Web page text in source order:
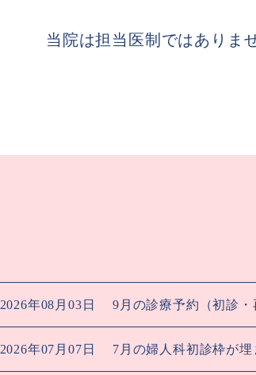
当院は担当医制ではありま
2026年08月03日 9月の診療予約（初診・
2026年07月07日 7月の婦人科初診枠が埋